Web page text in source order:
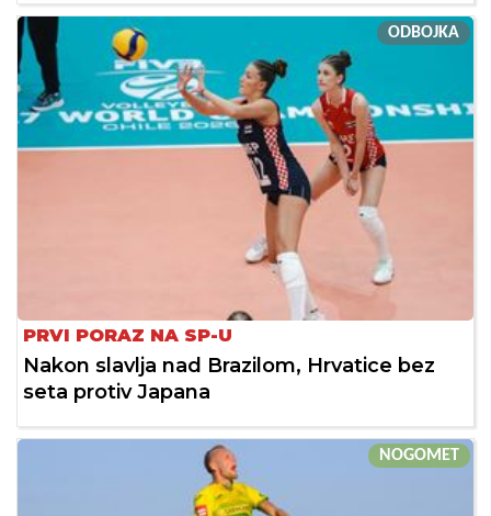
ODBOJKA
PRVI PORAZ NA SP-U
Nakon slavlja nad Brazilom, Hrvatice bez
seta protiv Japana
NOGOMET